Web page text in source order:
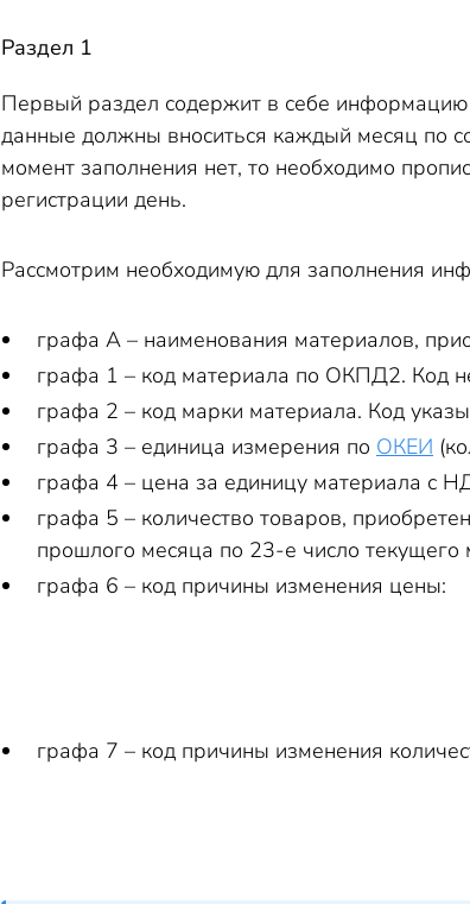
Раздел 1
Первый раздел содержит в себе информацию
данные должны вноситься каждый месяц по
момент заполнения нет, то необходимо
регистрации день.
Рассмотрим необходимую для заполнения
графа А – наименования материалов,
графа 1 – код материала по ОКПД2. Код
графа 2 – код марки материала. Код
графа 3 – единица измерения по ОКЕИ
графа 4 – цена за единицу материала с
графа 5 – количество товаров,
прошлого месяца по 23-е число текущего
графа 6 – код причины изменения цены:
графа 7 – код причины изменения